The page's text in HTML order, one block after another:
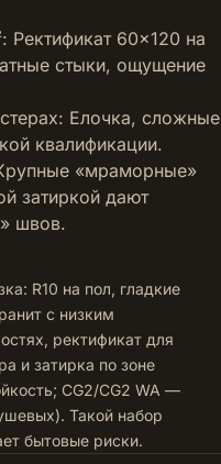
60×120 на
стыки, ощущение
Елочка, сложные
квалификации.
«мраморные»
затиркой дают
швов.
R10 на пол, гладкие
с низким
ректификат для
и затирка по зоне
CG2/CG2 WA —
Такой набор
бытовые риски.